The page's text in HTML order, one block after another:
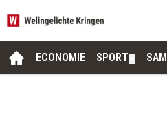
ECONOMIE SPORT